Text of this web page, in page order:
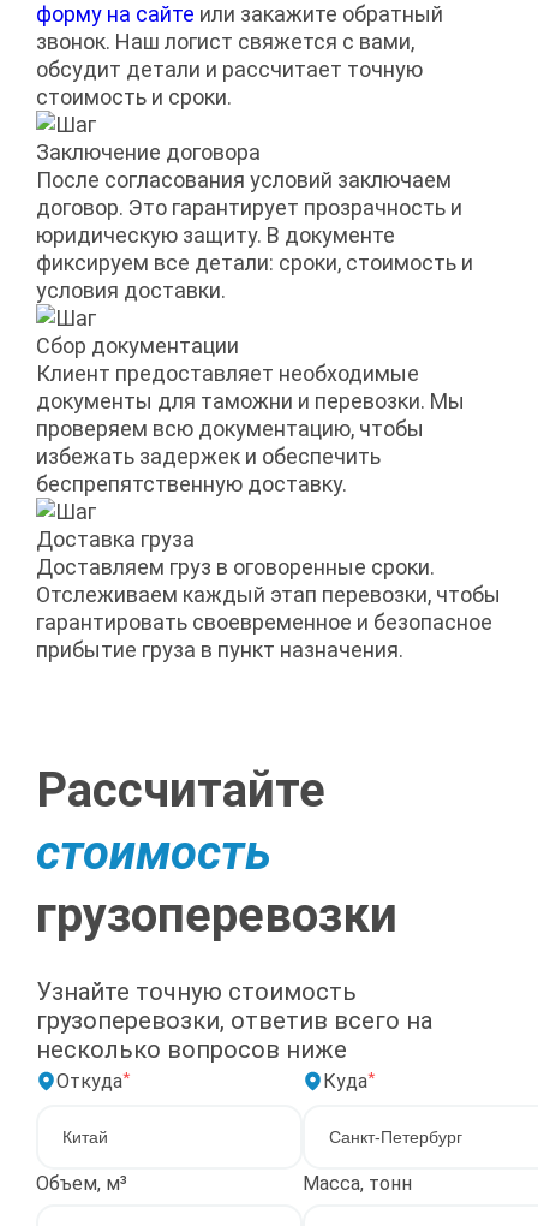
форму на сайте или закажите обратный
звонок. Наш логист свяжется с вами,
обсудит детали и рассчитает точную
стоимость и сроки.
Заключение договора
После согласования условий заключаем
договор. Это гарантирует прозрачность и
юридическую защиту. В документе
фиксируем все детали: сроки, стоимость и
условия доставки.
Сбор документации
Клиент предоставляет необходимые
документы для таможни и перевозки. Мы
проверяем всю документацию, чтобы
избежать задержек и обеспечить
беспрепятственную доставку.
Доставка груза
Доставляем груз в оговоренные сроки.
Отслеживаем каждый этап перевозки, чтобы
гарантировать своевременное и безопасное
прибытие груза в пункт назначения.
Рассчитайте
стоимость
грузоперевозки
Узнайте точную стоимость
грузоперевозки, ответив всего на
несколько вопросов ниже
Откуда* Куда*
Объем, м³ Масса, тонн